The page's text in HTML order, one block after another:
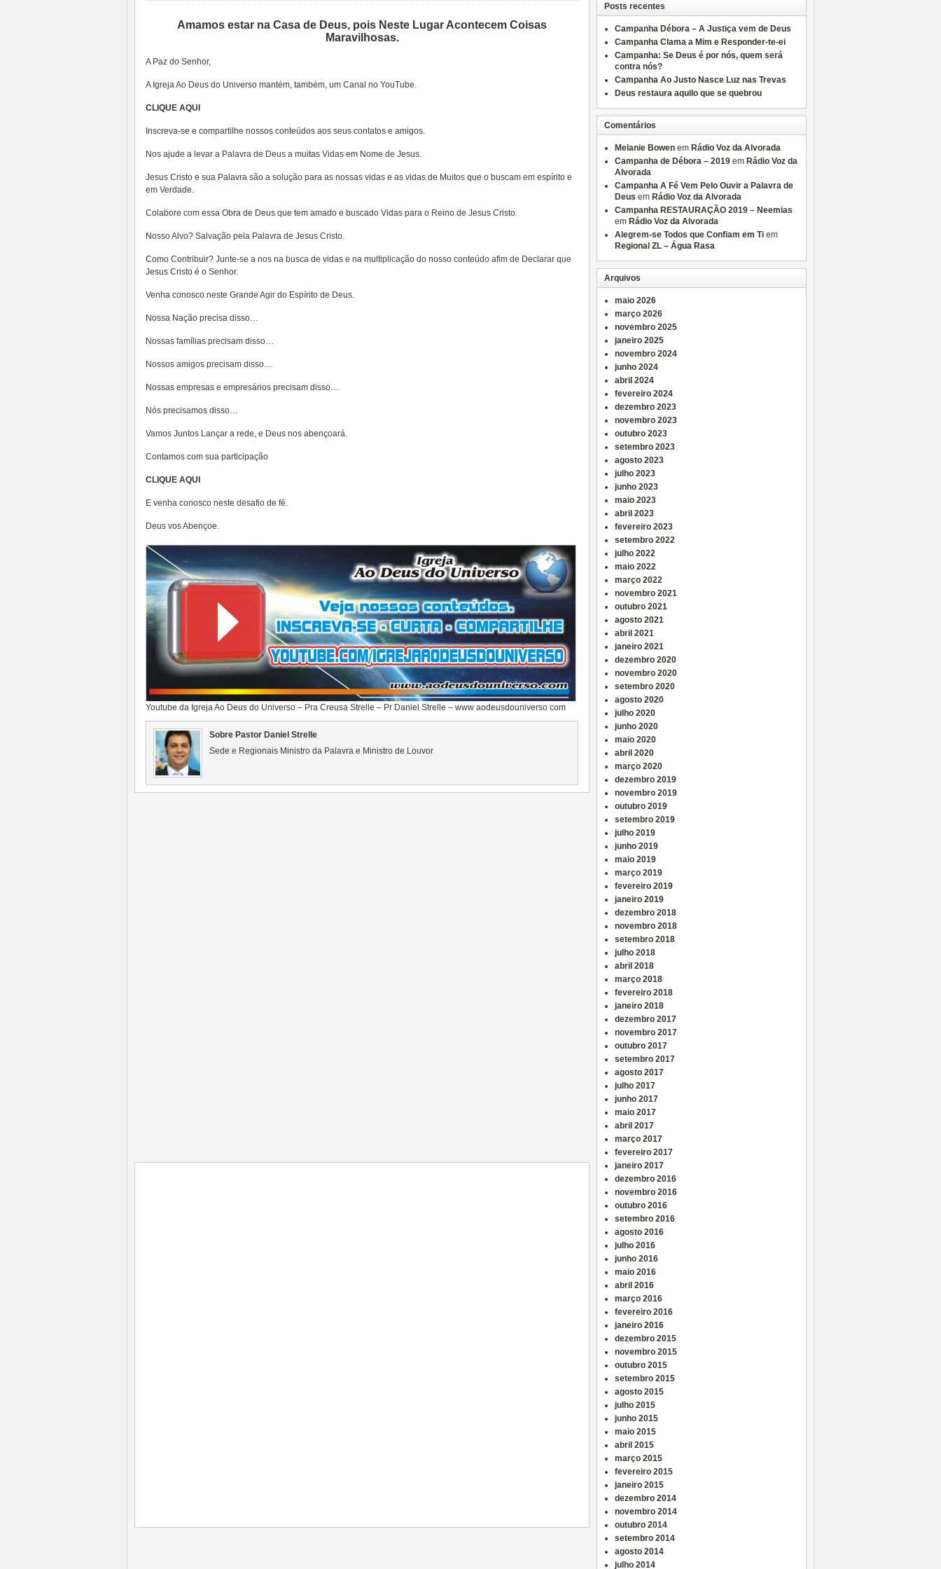
Amamos estar na Casa de Deus, pois Neste Lugar Acontecem Coisas
Maravilhosas.
A Paz do Senhor,
A Igreja Ao Deus do Universo mantém, também, um Canal no YouTube.
CLIQUE AQUI
Inscreva-se e compartilhe nossos conteúdos aos seus contatos e amigos.
Nos ajude a levar a Palavra de Deus a muitas Vidas em Nome de Jesus.
Jesus Cristo e sua Palavra são a solução para as nossas vidas e as vidas de Muitos que o buscam em espírito e
em Verdade.
Colabore com essa Obra de Deus que tem amado e buscado Vidas para o Reino de Jesus Cristo.
Nosso Alvo? Salvação pela Palavra de Jesus Cristo.
Como Contribuir? Junte-se a nos na busca de vidas e na multiplicação do nosso conteúdo afim de Declarar que
Jesus Cristo é o Senhor.
Venha conosco neste Grande Agir do Espírito de Deus.
Nossa Nação precisa disso…
Nossas famílias precisam disso…
Nossos amigos precisam disso…
Nossas empresas e empresários precisam disso…
Nós precisamos disso…
Vamos Juntos Lançar a rede, e Deus nos abençoará.
Contamos com sua participação
CLIQUE AQUI
E venha conosco neste desafio de fé.
Deus vos Abençoe.
Youtube da Igreja Ao Deus do Universo – Pra Creusa Strelle – Pr Daniel Strelle – www aodeusdouniverso com
Sobre Pastor Daniel Strelle
Sede e Regionais Ministro da Palavra e Ministro de Louvor
Posts recentes
Campanha Débora – A Justiça vem de Deus
Campanha Clama a Mim e Responder-te-ei
Campanha: Se Deus é por nós, quem será
contra nós?
Campanha Ao Justo Nasce Luz nas Trevas
Deus restaura aquilo que se quebrou
Comentários
Melanie Bowen em Rádio Voz da Alvorada
Campanha de Débora – 2019 em Rádio Voz da
Alvorada
Campanha A Fé Vem Pelo Ouvir a Palavra de
Deus em Rádio Voz da Alvorada
Campanha RESTAURAÇÃO 2019 – Neemias
em Rádio Voz da Alvorada
Alegrem-se Todos que Confiam em Ti em
Regional ZL – Água Rasa
Arquivos
maio 2026
março 2026
novembro 2025
janeiro 2025
novembro 2024
junho 2024
abril 2024
fevereiro 2024
dezembro 2023
novembro 2023
outubro 2023
setembro 2023
agosto 2023
julho 2023
junho 2023
maio 2023
abril 2023
fevereiro 2023
setembro 2022
julho 2022
maio 2022
março 2022
novembro 2021
outubro 2021
agosto 2021
abril 2021
janeiro 2021
dezembro 2020
novembro 2020
setembro 2020
agosto 2020
julho 2020
junho 2020
maio 2020
abril 2020
março 2020
dezembro 2019
novembro 2019
outubro 2019
setembro 2019
julho 2019
junho 2019
maio 2019
março 2019
fevereiro 2019
janeiro 2019
dezembro 2018
novembro 2018
setembro 2018
julho 2018
abril 2018
março 2018
fevereiro 2018
janeiro 2018
dezembro 2017
novembro 2017
outubro 2017
setembro 2017
agosto 2017
julho 2017
junho 2017
maio 2017
abril 2017
março 2017
fevereiro 2017
janeiro 2017
dezembro 2016
novembro 2016
outubro 2016
setembro 2016
agosto 2016
julho 2016
junho 2016
maio 2016
abril 2016
março 2016
fevereiro 2016
janeiro 2016
dezembro 2015
novembro 2015
outubro 2015
setembro 2015
agosto 2015
julho 2015
junho 2015
maio 2015
abril 2015
março 2015
fevereiro 2015
janeiro 2015
dezembro 2014
novembro 2014
outubro 2014
setembro 2014
agosto 2014
julho 2014